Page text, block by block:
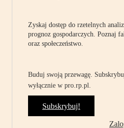
Zyskaj dostęp do rzetelnych
prognoz gospodarczych. Poznaj
oraz społeczeństwo.
Buduj swoją przewagę.
wyłącznie w pro.rp.pl.
Subskrybuj!